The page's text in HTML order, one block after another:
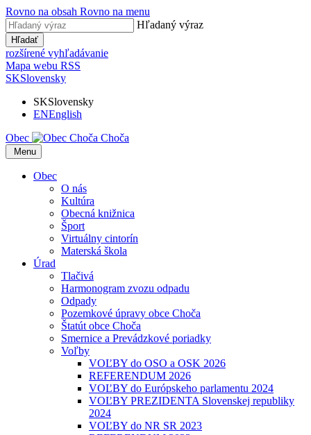
Rovno na obsah Rovno na menu
Hľadaný výraz
Hľadať
rozšírené vyhľadávanie
Mapa webu RSS
SKSlovensky
SKSlovensky
ENEnglish
Obec
Choča
Menu
Obec
O nás
Kultúra
Obecná knižnica
Šport
Virtuálny cintorín
Materská škola
Úrad
Tlačivá
Harmonogram zvozu odpadu
Odpady
Pozemkové úpravy obce Choča
Štatút obce Choča
Smernice a Prevádzkové poriadky
Voľby
VOĽBY do OSO a OSK 2026
REFERENDUM 2026
VOĽBY do Európskeho parlamentu 2024
VOĽBY PREZIDENTA Slovenskej republiky
2024
VOĽBY do NR SR 2023